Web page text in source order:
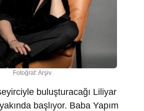
Fotoğraf: Arşiv
buluşturacağı Liliyar
başlıyor. Baba Yapım